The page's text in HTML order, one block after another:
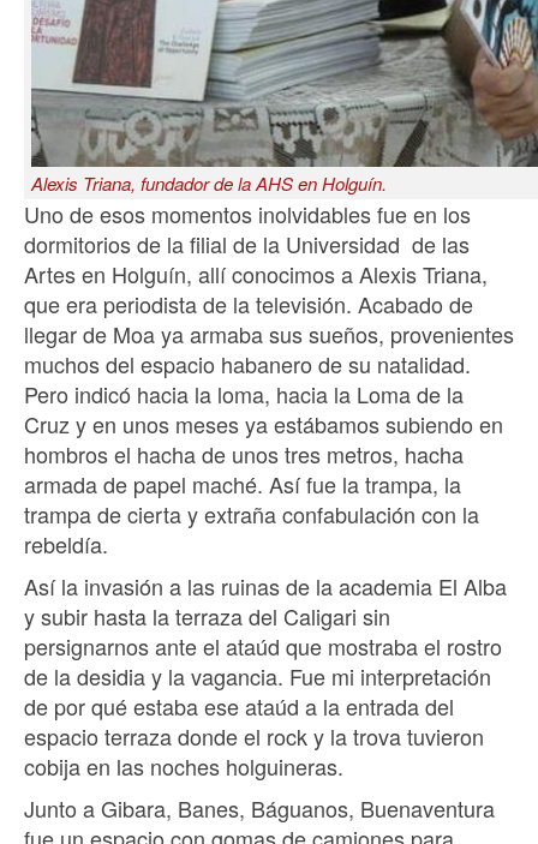
Alexis Triana, fundador de la AHS en Holguín.
Uno de esos momentos inolvidables fue en los
dormitorios de la filial de la Universidad de las
Artes en Holguín, allí conocimos a Alexis Triana,
que era periodista de la televisión. Acabado de
llegar de Moa ya armaba sus sueños, provenientes
muchos del espacio habanero de su natalidad.
Pero indicó hacia la loma, hacia la Loma de la
Cruz y en unos meses ya estábamos subiendo en
hombros el hacha de unos tres metros, hacha
armada de papel maché. Así fue la trampa, la
trampa de cierta y extraña confabulación con la
rebeldía.
Así la invasión a las ruinas de la academia El Alba
y subir hasta la terraza del Caligari sin
persignarnos ante el ataúd que mostraba el rostro
de la desidia y la vagancia. Fue mi interpretación
de por qué estaba ese ataúd a la entrada del
espacio terraza donde el rock y la trova tuvieron
cobija en las noches holguineras.
Junto a Gibara, Banes, Báguanos, Buenaventura